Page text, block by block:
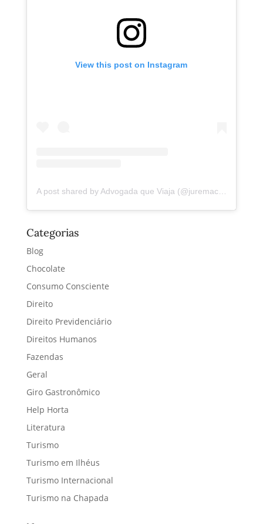
View this post on Instagram
A post shared by Advogada que Viaja (@juremacintra)
Categorias
Blog
Chocolate
Consumo Consciente
Direito
Direito Previdenciário
Direitos Humanos
Fazendas
Geral
Giro Gastronômico
Help Horta
Literatura
Turismo
Turismo em Ilhéus
Turismo Internacional
Turismo na Chapada